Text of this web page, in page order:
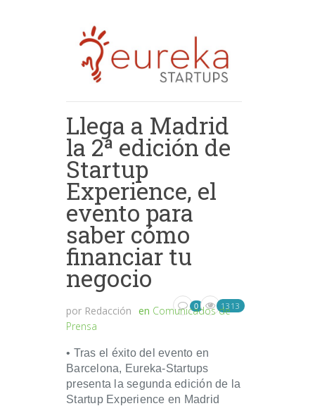
Llega a Madrid
la 2ª edición de
Startup
Experience, el
evento para
saber cómo
financiar tu
negocio
por Redacción en Comunicados de
Prensa
0 1313
• Tras el éxito del evento en
Barcelona, Eureka-Startups
presenta la segunda edición de la
Startup Experience en Madrid